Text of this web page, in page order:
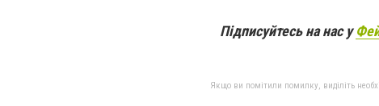
Підписуйтесь на нас у
Якщо ви помітили помилку, виділіть